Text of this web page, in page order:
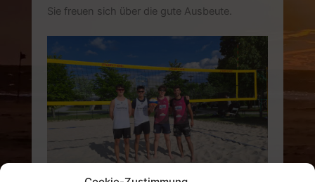
Sie freuen sich über die gute Ausbeute.